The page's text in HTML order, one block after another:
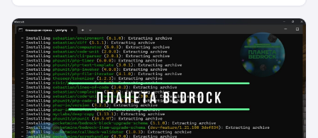
API и другие улучшения. Совместимость…
Скачать
Ядро
NetherGames
1.20.0
—
1.21.101+